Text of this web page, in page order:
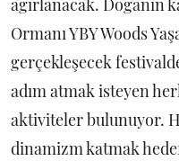
ağırlanacak. Doğanın
Ormanı YBY Woods
gerçekleşecek
adım atmak isteyen
aktiviteler bulunuyor.
dinamizm katmak